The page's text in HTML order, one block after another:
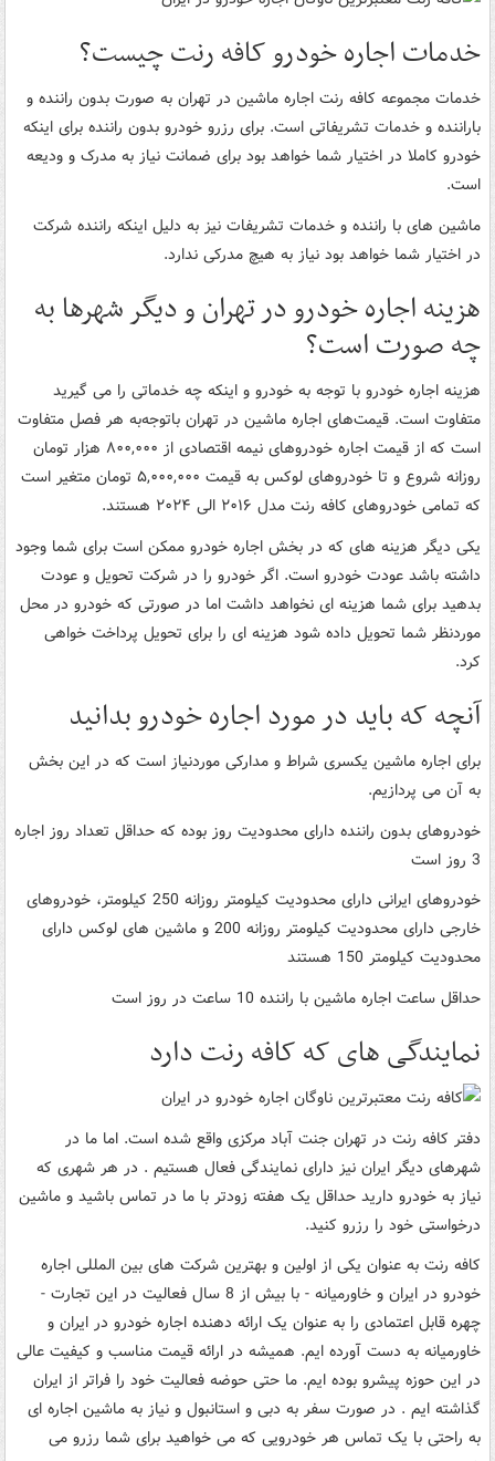
خدمات اجاره خودرو کافه رنت چیست؟
خدمات مجموعه کافه رنت اجاره ماشین در تهران به صورت بدون راننده و
باراننده و خدمات تشریفاتی است. برای رزرو خودرو بدون راننده برای اینکه
خودرو کاملا در اختیار شما خواهد بود برای ضمانت نیاز به مدرک و ودیعه
است.
ماشین های با راننده و خدمات تشریفات نیز به دلیل اینکه راننده شرکت
در اختیار شما خواهد بود نیاز به هیچ مدرکی ندارد.
هزینه اجاره خودرو در تهران و دیگر شهرها به
چه صورت است؟
هزینه اجاره خودرو با توجه به خودرو و اینکه چه خدماتی را می گیرید
متفاوت است. قیمت‌های اجاره ماشین در تهران باتوجه‌به هر فصل متفاوت
است که از قیمت اجاره خودروهای نیمه اقتصادی از ۸۰۰,۰۰۰ هزار تومان
روزانه شروع و تا خودروهای لوکس به قیمت ۵,۰۰۰,۰۰۰ تومان متغیر است
که تمامی خودروهای کافه رنت مدل ۲۰۱۶ الی ۲۰۲۴ هستند.
یکی دیگر هزینه های که در بخش اجاره خودرو ممکن است برای شما وجود
داشته باشد عودت خودرو است. اگر خودرو را در شرکت تحویل و عودت
بدهید برای شما هزینه ای نخواهد داشت اما در صورتی که خودرو در محل
موردنظر شما تحویل داده شود هزینه ای را برای تحویل پرداخت خواهی
کرد.
آنچه که باید در مورد اجاره خودرو بدانید
برای اجاره ماشین یکسری شراط و مدارکی موردنیاز است که در این بخش
به آن می پردازیم.
خودروهای بدون راننده دارای محدودیت روز بوده که حداقل تعداد روز اجاره
3 روز است
خودروهای ایرانی دارای محدودیت کیلومتر روزانه 250 کیلومتر، خودروهای
خارجی دارای محدودیت کیلومتر روزانه 200 و ماشین های لوکس دارای
محدودیت کیلومتر 150 هستند
حداقل ساعت اجاره ماشین با راننده 10 ساعت در روز است
نمایندگی های که کافه رنت دارد
دفتر کافه رنت در تهران جنت آباد مرکزی واقع شده است. اما ما در
شهرهای دیگر ایران نیز دارای نمایندگی فعال هستیم . در هر شهری که
نیاز به خودرو دارید حداقل یک هفته زودتر با ما در تماس باشید و ماشین
درخواستی خود را رزرو کنید.
کافه رنت به عنوان یکی از اولین و بهترین شرکت های بین المللی اجاره
خودرو در ایران و خاورمیانه - با بیش از 8 سال فعالیت در این تجارت -
چهره قابل اعتمادی را به عنوان یک ارائه دهنده اجاره خودرو در ایران و
خاورمیانه به دست آورده ایم. همیشه در ارائه قیمت مناسب و کیفیت عالی
در این حوزه پیشرو بوده ایم. ما حتی حوضه فعالیت خود را فراتر از ایران
گذاشته ایم . در صورت سفر به دبی و استانبول و نیاز به ماشین اجاره ای
به راحتی با یک تماس هر خودرویی که می خواهید برای شما رزرو می